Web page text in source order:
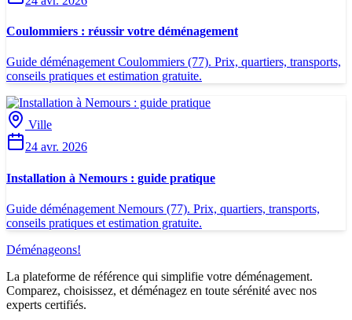
Coulommiers : réussir votre déménagement
Guide déménagement Coulommiers (77). Prix, quartiers, transports,
conseils pratiques et estimation gratuite.
Ville
24 avr. 2026
Installation à Nemours : guide pratique
Guide déménagement Nemours (77). Prix, quartiers, transports,
conseils pratiques et estimation gratuite.
Déménageons!
La plateforme de référence qui simplifie votre déménagement.
Comparez, choisissez, et déménagez en toute sérénité avec nos
experts certifiés.